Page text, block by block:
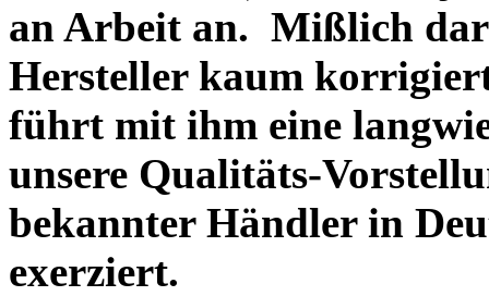
an Arbeit an. Mißlich
Hersteller kaum
führt mit ihm eine
unsere Qualitäts-
bekannter Händler in
exerziert.